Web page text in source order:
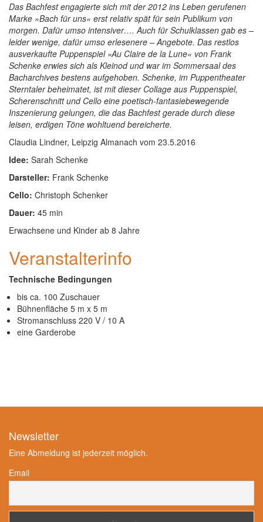
Das Bachfest engagierte sich mit der 2012 ins Leben gerufenen
Marke »Bach für uns« erst relativ spät für sein Publikum von
morgen. Dafür umso intensiver…. Auch für Schulklassen gab es –
leider wenige, dafür umso erlesenere – Angebote. Das restlos
ausverkaufte Puppenspiel »Au Claire de la Lune« von Frank
Schenke erwies sich als Kleinod und war im Sommersaal des
Bacharchives bestens aufgehoben. Schenke, im Puppentheater
Sterntaler beheimatet, ist mit dieser Collage aus Puppenspiel,
Scherenschnitt und Cello eine poetisch-fantasiebewegende
Inszenierung gelungen, die das Bachfest gerade durch diese
leisen, erdigen Töne wohltuend bereicherte.
Claudia Lindner, Leipzig Almanach vom 23.5.2016
Idee: Sarah Schenke
Darsteller: Frank Schenke
Cello: Christoph Schenker
Dauer: 45 min
Erwachsene und Kinder ab 8 Jahre
Veranstalterinfo
Technische Bedingungen
bis ca. 100 Zuschauer
Bühnenfläche 5 m x 5 m
Stromanschluss 220 V / 10 A
eine Garderobe
Newsletter
Eine Abmeldung ist jederzeit möglich.
Email